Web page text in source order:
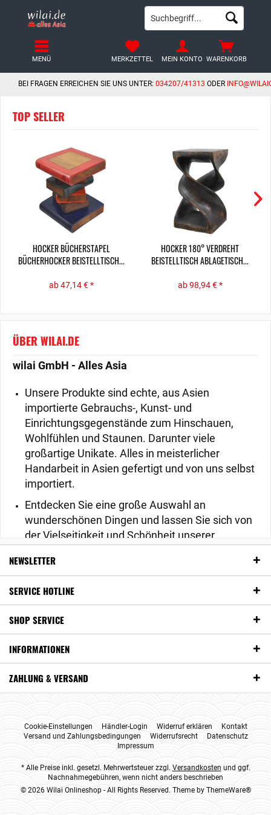
BEI FRAGEN ERREICHEN SIE UNS UNTER: 034207/41313 ODER
WARENKORB
MERKZETTEL MEIN KONTO
MENÜ
TOP SELLER
HOCKER BÜCHERSTAPEL
BÜCHERHOCKER BEISTELLTISCH...
ab 47,14 € *
HOCKER 180° VERDREHT
BEISTELLTISCH ABLAGETISCH...
ab 98,94 € *
ÜBER WILAI.DE
wilai GmbH - Alles Asia
Unsere Produkte sind echte, aus Asien
importierte Gebrauchs-, Kunst- und
Einrichtungsgegenstände zum Hinschauen,
Wohlfühlen und Staunen. Darunter viele
großartige Unikate. Alles in meisterlicher
Handarbeit in Asien gefertigt und von uns selbst
importiert.
Entdecken Sie eine große Auswahl an
wunderschönen Dingen und lassen Sie sich von
der Vielseitigkeit und Schönheit unserer
NEWSLETTER
SERVICE HOTLINE
SHOP SERVICE
INFORMATIONEN
ZAHLUNG & VERSAND
Cookie-Einstellungen Händler-Login Widerruf erklären
Kontakt
Versand und Zahlungsbedingungen
Widerrufsrecht
Datenschutz
Impressum
* Alle Preise inkl. gesetzl. Mehrwertsteuer zzgl. Versandkosten und ggf.
Nachnahmegebühren, wenn nicht anders beschrieben
© 2026 Wilai Onlineshop - All Rights Reserved. Theme by ThemeWare®